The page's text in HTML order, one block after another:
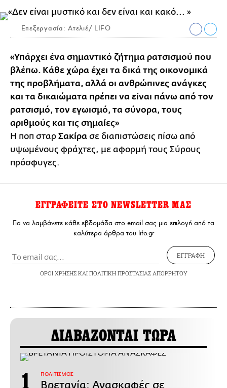
Επεξεργασία: Ατελιέ/ LIFO
«Υπάρχει ένα σημαντικό ζήτημα ρατσισμού που
βλέπω. Κάθε χώρα έχει τα δικά της οικονομικά
της προβλήματα, αλλά οι ανθρώπινες ανάγκες
και τα δικαιώματα πρέπει να είναι πάνω από τον
ρατσισμό, τον εγωισμό, τα σύνορα, τους
αριθμούς και τις σημαίες»
Η ποπ σταρ Σακίρα σε διαπιστώσεις πίσω από
υψωμένους φράχτες, με αφορμή τους Σύρους
πρόσφυγες.
ΕΓΓΡΑΦΕΙΤΕ ΣΤΟ NEWSLETTER ΜΑΣ
Για να λαμβάνετε κάθε εβδομάδα στο email σας μια επιλογή από τα
καλύτερα άρθρα του lifo.gr
ΕΓΓΡΑΦΗ
ΟΡΟΙ ΧΡΗΣΗΣΚΑΙ ΠΟΛΙΤΙΚΗ ΠΡΟΣΤΑΣΙΑΣ ΑΠΟΡΡΗΤΟΥ
ΔΙΑΒΑΖΟΝΤΑΙ ΤΩΡΑ
ΠΟΛΙΤΙΣΜΟΣ
Βρετανία: Ανασκαφές σε